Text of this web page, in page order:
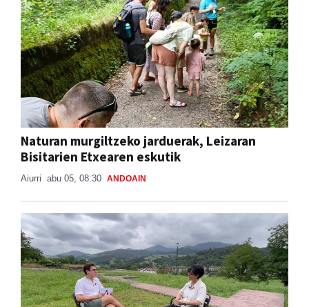
Naturan murgiltzeko jarduerak, Leizaran
Bisitarien Etxearen eskutik
Aiurri abu 05, 08:30 ANDOAIN